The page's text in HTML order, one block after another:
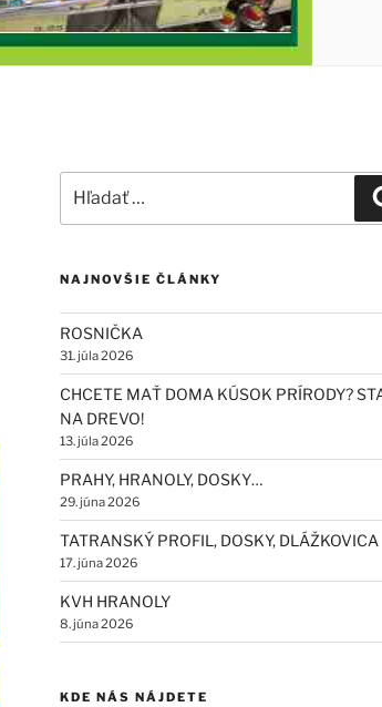
NAJNOVŠIE ČLÁNKY
ROSNIČKA
31. júla 2026
CHCETE MAŤ DOMA KÚSOK PRÍRODY?
NA DREVO!
13. júla 2026
PRAHY, HRANOLY, DOSKY…
29. júna 2026
TATRANSKÝ PROFIL, DOSKY, DLÁŽKOVICA
17. júna 2026
KVH HRANOLY
8. júna 2026
KDE NÁS NÁJDETE